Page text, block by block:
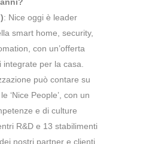
: Nice oggi è leader
smart home, security,
con un’offerta
per la casa.
può contare su
‘Nice People’, con un
e di culture
R&D e 13 stabilimenti
nostri partner e clienti